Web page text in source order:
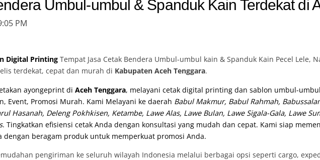
Umbul-umbul & Spanduk Kain Terdekat di
PM
Digital Printing Tempat Jasa Cetak Bendera Umbul-umbul kain & Spanduk Kain Pecel Lele,
terdekat, cepat dan murah di Kabupaten Aceh Tenggara.
ayongeprint diAceh Tenggara, melayani cetak digital printing dan sablon umbul-
Event, Promosi Murah. Kami Melayani ke daerah Babul Makmur, Babul Rahmah,
Hasanah, Deleng Pokhkisen, Ketambe, Lawe Alas, Lawe Bulan, Lawe Sigala-Gala, Lawe
. Tingkatkan efisiensi cetak Anda dengan konsultasi yang mudah dan cepat. Kami siap
dengan beragam produk untuk memperkuat promosi Anda.
pengiriman ke seluruh wilayah Indonesia melalui berbagai opsi seperti cargo,